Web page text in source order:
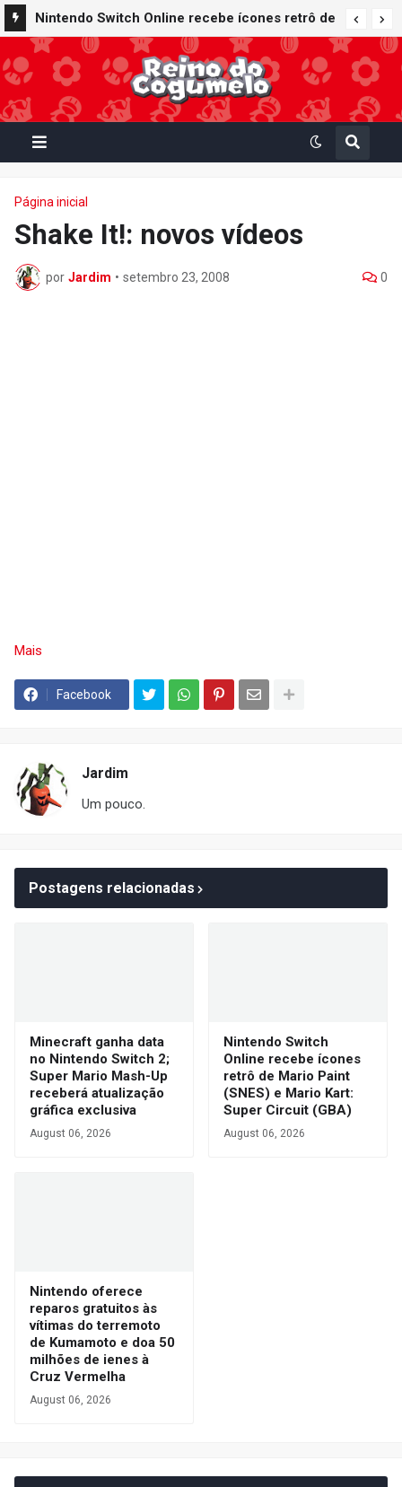
Nintendo Switch Online recebe ícones retrô de
Mario Paint (SNES) e Mario Kart: Super Circuit
(GBA)
Página inicial
Shake It!: novos vídeos
por Jardim • setembro 23, 2008 0
Mais
Facebook
Jardim
Um pouco.
Postagens relacionadas
Minecraft ganha data
no Nintendo Switch 2;
Super Mario Mash-Up
receberá atualização
gráfica exclusiva
August 06, 2026
Nintendo Switch
Online recebe ícones
retrô de Mario Paint
(SNES) e Mario Kart:
Super Circuit (GBA)
August 06, 2026
Nintendo oferece
reparos gratuitos às
vítimas do terremoto
de Kumamoto e doa 50
milhões de ienes à
Cruz Vermelha
August 06, 2026